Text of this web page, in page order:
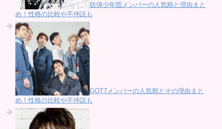
防弾少年団メンバーの人気順と理由まと
め！性格の比較や不仲説も
GOT7メンバーの人気順とその理由まと
め！性格の比較や不仲説も